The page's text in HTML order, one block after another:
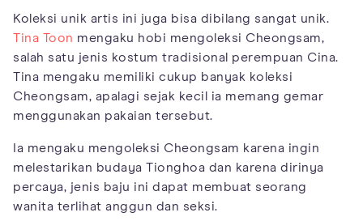
Koleksi unik artis ini juga bisa dibilang sangat unik.
Tina Toon mengaku hobi mengoleksi Cheongsam,
salah satu jenis kostum tradisional perempuan Cina.
Tina mengaku memiliki cukup banyak koleksi
Cheongsam, apalagi sejak kecil ia memang gemar
menggunakan pakaian tersebut.
Ia mengaku mengoleksi Cheongsam karena ingin
melestarikan budaya Tionghoa dan karena dirinya
percaya, jenis baju ini dapat membuat seorang
wanita terlihat anggun dan seksi.